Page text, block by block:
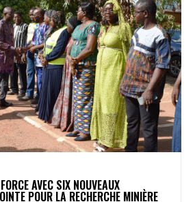
AVEC SIX NOUVEAUX
POUR LA RECHERCHE MINIÈRE